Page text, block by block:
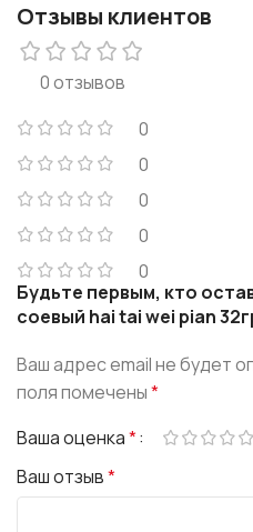
Отзывы клиентов
0 отзывов
0
0
0
0
0
Будьте первым, кто
соевый hai tai wei pian
Ваш адрес email не будет
поля помечены*
Ваша оценка*
Ваш отзыв*